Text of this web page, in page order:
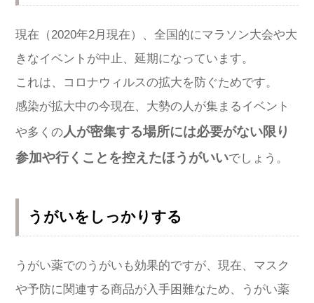
現在（2020年2月現在）、全国的にマラソン大会や大
きなイベントが中止、延期になっています。
これは、コロナウィルスの拡大を防ぐためです。
感染が拡大中の今現在、大勢の人が集まるイベント
や多くの人が密集する場所には必要がない限り
参加や行くことを控えたほうがいいでしょう。
うがいをしっかりする
うがい薬でのうがいも効果的ですが、現在、マスク
や予防に関連する商品が入手困難なため、うがい薬